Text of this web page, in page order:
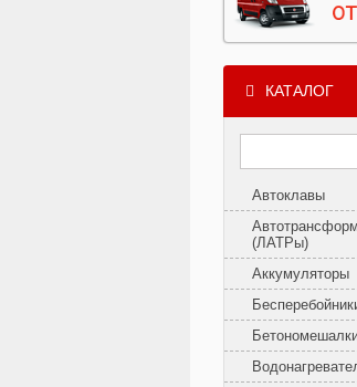
КАТАЛОГ
Автоклавы
(ЛАТРы)
Аккумуляторы